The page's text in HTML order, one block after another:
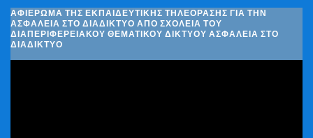
ΑΦΙΈΡΩΜΑ ΤΗΣ ΕΚΠΑΙΔΕΥΤΙΚΉΣ ΤΗΛΕΌΡΑΣΗΣ ΓΙΑ ΤΗΝ
ΑΣΦΆΛΕΙΑ ΣΤΟ ΔΙΑΔΊΚΤΥΟ ΑΠΌ ΣΧΟΛΕΊΑ ΤΟΥ
ΔΙΑΠΕΡΙΦΕΡΕΙΑΚΟΎ ΘΕΜΑΤΙΚΟΎ ΔΙΚΤΎΟΥ ΑΣΦΆΛΕΙΑ ΣΤΟ
ΔΙΑΔΊΚΤΥΟ